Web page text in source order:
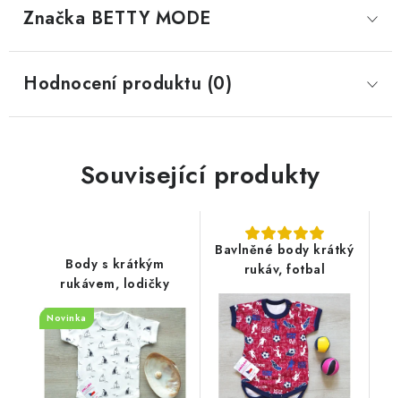
Značka BETTY MODE
Hodnocení produktu (0)
Související produkty
Body s krátkým
rukávem, lodičky
Novinka
Bavlněné body krátký
rukáv, fotbal